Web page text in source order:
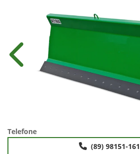
Anterior
Telefone
(89) 98151-